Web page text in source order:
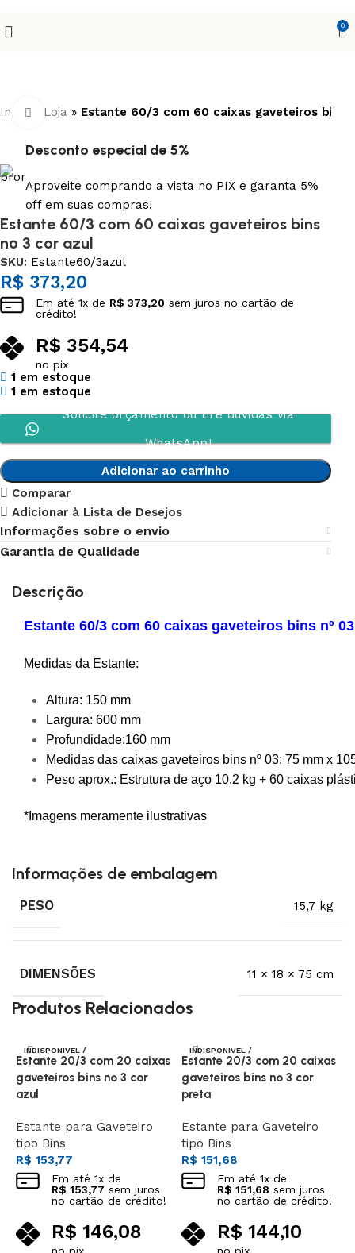
0
Início» Loja » Estante 60/3 com 60 caixas gaveteiros bins
Clique para ampliar
Desconto especial de 5%
Aproveite comprando a vista no PIX e garanta 5%
off em suas compras!
Estante 60/3 com 60 caixas gaveteiros bins
nº 3 cor azul
SKU: Estante60/3azul
R$ 373,20
Em até1x de R$ 373,20 sem juros no cartão de
crédito!
R$ 354,54
no pix
1 em estoque
1 em estoque
Solicite orçamento ou tire dúvidas via
WhatsApp!
Adicionar ao carrinho
Comparar
Adicionar à Lista de Desejos
Informações sobre o envio
Garantia de Qualidade
Descrição
Estante 60/3 com 60 caixas gaveteiros bins nº
Medidas da Estante:
Altura: 150 mm
Largura: 600 mm
Profundidade:160 mm
Medidas das caixas gaveteiros bins nº 03: 75 mm x
Peso aprox.: Estrutura de aço 10,2 kg + 60 caixas
*Imagens meramente ilustrativas
Informações de embalagem
PESO 15,7 kg
DIMENSÕES 11 × 18 × 75 cm
Produtos Relacionados
INDISPONIVEL /
SOB ENCOMEN
Estante 20/3 com 20 caixas
gaveteiros bins nº 3 cor
azul
Estante para Gaveteiro
tipo Bins
R$ 153,77
Em até 1x de
R$ 153,77 sem juros
no cartão de crédito!
R$ 146,08
INDISPONIVEL /
SOB ENCOMEN
Estante 20/3 com 20 caixas
gaveteiros bins nº 3 cor
preta
Estante para Gaveteiro
tipo Bins
R$ 151,68
Em até 1x de
R$ 151,68 sem juros
no cartão de crédito!
R$ 144,10